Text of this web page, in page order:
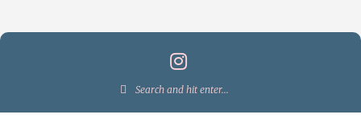
Search